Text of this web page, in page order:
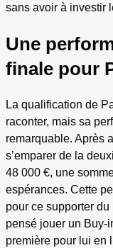
sans avoir à investir
Une
finale pour
La qualification de
raconter, mais sa
remarquable. Après
s’emparer de la
48 000 €, une
espérances. Cette
pour ce supporter
pensé jouer un Buy-
première pour lui en